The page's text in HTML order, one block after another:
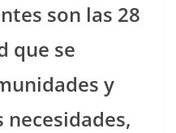
son las 28
que se
y
necesidades,